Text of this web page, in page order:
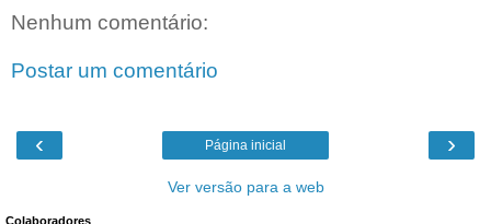
Nenhum comentário:
Postar um comentário
‹ ›
Página inicial
Ver versão para a web
Colaboradores